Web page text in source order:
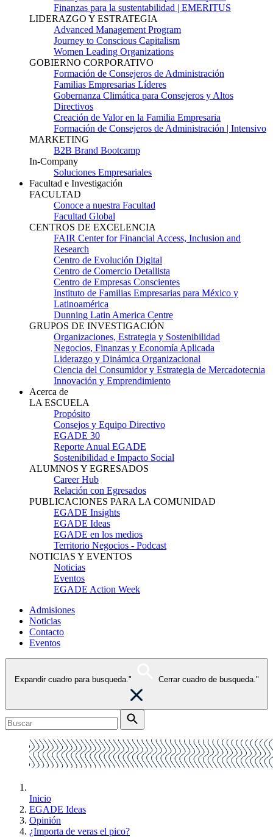
Finanzas para la sustentabilidad | EMERITUS
LIDERAZGO Y ESTRATEGIA
Advanced Management Program
Journey to Conscious Capitalism
Women Leading Organizations
GOBIERNO CORPORATIVO
Formación de Consejeros de Administración
Familias Empresarias Líderes
Gobernanza Climática para Consejeros y Altos
Directivos
Creación de Valor en la Familia Empresaria
Formación de Consejeros de Administración | Intensivo
MARKETING
B2B Brand Bootcamp
In-Company
Soluciones Empresariales
Facultad e Investigación
FACULTAD
Conoce a nuestra Facultad
Facultad Global
CENTROS DE EXCELENCIA
FAIR Center for Financial Access, Inclusion and
Research
Centro de Evolución Digital
Centro de Comercio Detallista
Centro de Empresas Conscientes
Instituto de Familias Empresarias para México y
Latinoamérica
Dunning Latin America Centre
GRUPOS DE INVESTIGACIÓN
Organizaciones, Estrategia y Sostenibilidad
Negocios, Finanzas y Economía Aplicada
Liderazgo y Dinámica Organizacional
Ciencia del Consumidor y Estrategia de Mercadotecnia
Innovación y Emprendimiento
Acerca de
LA ESCUELA
Propósito
Consejos y Equipo Directivo
EGADE 30
Reporte Anual EGADE
Sostenibilidad e Impacto Social
ALUMNOS Y EGRESADOS
Career Hub
Relación con Egresados
PUBLICACIONES PARA LA COMUNIDAD
EGADE Insights
EGADE Ideas
EGADE en los medios
Territorio Negocios - Podcast
NOTICIAS Y EVENTOS
Noticias
Eventos
EGADE Action Week
Admisiones
Noticias
Contacto
Eventos
Expandir cuadro para busqueda." Cerrar cuadro de busqueda."
Inicio
EGADE Ideas
Opinión
¿Importa de veras el pico?